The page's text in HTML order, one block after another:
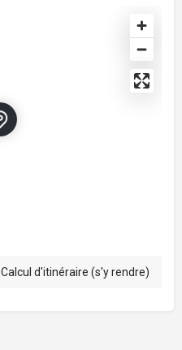
Calcul d'itinéraire (s'y rendre)